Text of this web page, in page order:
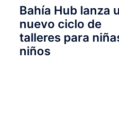
Bahía Hub lanza
nuevo ciclo de
talleres para
niños